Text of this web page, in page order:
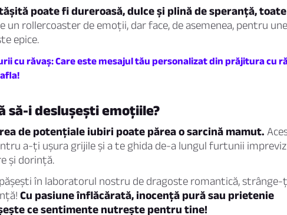
poate fi dureroasă, dulce și plină de speranță,
un rollercoaster de emoții, dar face, de asemenea, pentru
epice.
cu răvaș: Care este mesajul tău personalizat din prăjitura cu
să-i deslușești emoțiile?
de potențiale iubiri poate părea o sarcină mamut.
a-ți ușura grijile și a te ghida de-a lungul furtunii
și dorință.
în laboratorul nostru de dragoste romantică, strânge-
Cu pasiune înflăcărată, inocență pură sau prietenie
ce sentimente nutrește pentru tine!